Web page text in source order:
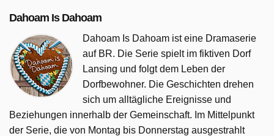
Dahoam Is Dahoam
Dahoam Is Dahoam ist eine Dramaserie
auf BR. Die Serie spielt im fiktiven Dorf
Lansing und folgt dem Leben der
Dorfbewohner. Die Geschichten drehen
sich um alltägliche Ereignisse und
Beziehungen innerhalb der Gemeinschaft. Im Mittelpunkt
der Serie, die von Montag bis Donnerstag ausgestrahlt